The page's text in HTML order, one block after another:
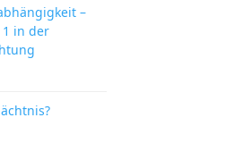
–
1 in der